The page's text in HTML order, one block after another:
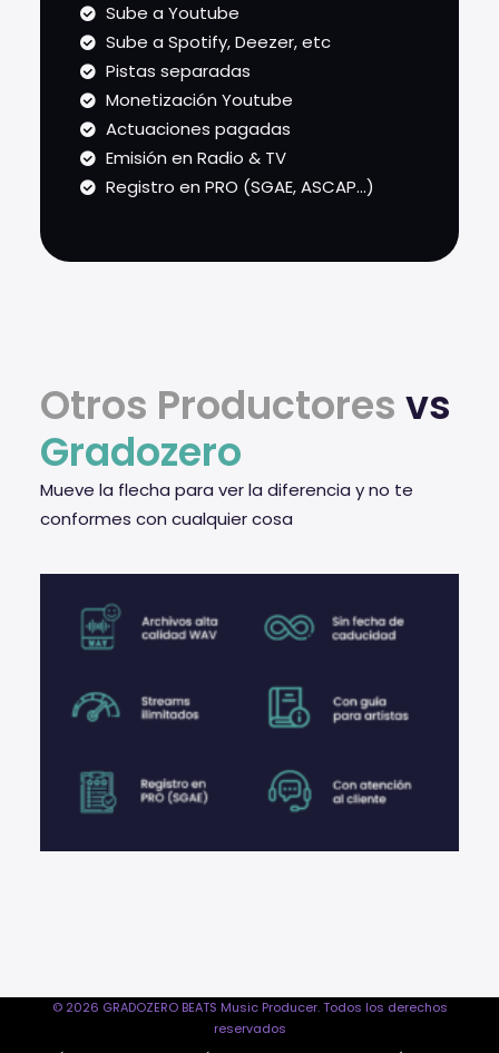
Sube a Youtube
Sube a Spotify, Deezer, etc
Pistas separadas
Monetización Youtube
Actuaciones pagadas
Emisión en Radio & TV
Registro en PRO (SGAE, ASCAP...)
Otros Productores vs
Gradozero
Mueve la flecha para ver la diferencia y no te
conformes con cualquier cosa
© 2026 GRADOZERO BEATS Music Producer. Todos los derechos
reservados